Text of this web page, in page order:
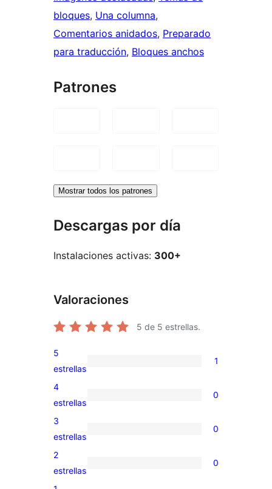
bloques, Una columna
Comentarios anidados, Preparado
para traducción, Bloques anchos
Patrones
Mostrar todos los patrones
Descargas por día
Instalaciones activas: 300+
Valoraciones
5 de 5 estrellas.
1
valoración
de
5
estrellas
1
0
valoraciones
de
4
estrellas
0
0
valoraciones
de
3
estrellas
0
0
valoraciones
2
estrellas
0